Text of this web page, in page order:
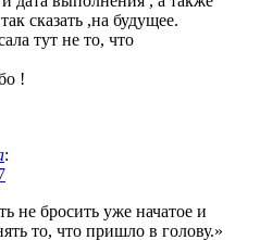
сказать ,на будущее.
тут не то, что
!
:
не бросить уже начатое и
то, что пришло в голову.»